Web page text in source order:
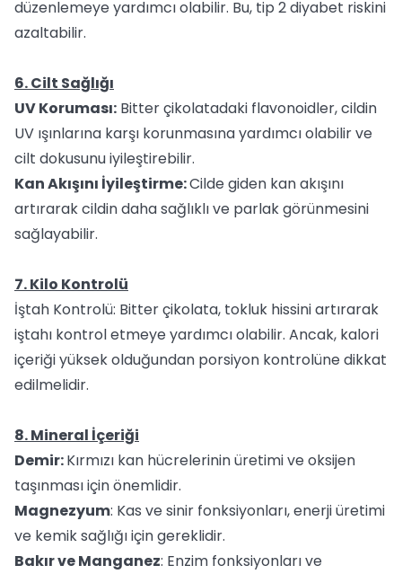
düzenlemeye yardımcı olabilir. Bu, tip 2 diyabet riskini
azaltabilir.
6. Cilt Sağlığı
UV Koruması: Bitter çikolatadaki flavonoidler, cildin
UV ışınlarına karşı korunmasına yardımcı olabilir ve
cilt dokusunu iyileştirebilir.
Kan Akışını İyileştirme:Cilde giden kan akışını
artırarak cildin daha sağlıklı ve parlak görünmesini
sağlayabilir.
7. Kilo Kontrolü
İştah Kontrolü: Bitter çikolata, tokluk hissini artırarak
iştahı kontrol etmeye yardımcı olabilir. Ancak, kalori
içeriği yüksek olduğundan porsiyon kontrolüne dikkat
edilmelidir.
8. Mineral İçeriği
Demir:Kırmızı kan hücrelerinin üretimi ve oksijen
taşınması için önemlidir.
Magnezyum: Kas ve sinir fonksiyonları, enerji üretimi
ve kemik sağlığı için gereklidir.
Bakır ve Manganez: Enzim fonksiyonları ve